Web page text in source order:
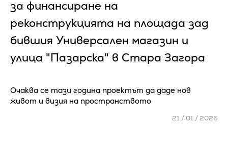
за финансиране на
реконструкцията на площада зад
бившия Универсален магазин и
улица "Пазарска" в Стара Загора
Очаква се тази година проектът да даде нов
живот и визия на пространството
21 / 01 / 2026